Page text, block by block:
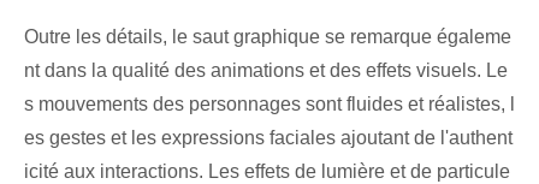
Outre les détails, le saut graphique se remarque égaleme
nt dans la qualité des animations et des effets visuels. Le
s mouvements des personnages sont fluides et réalistes, l
es gestes et les expressions faciales ajoutant de l'authent
icité aux interactions. Les effets de lumière et de particule